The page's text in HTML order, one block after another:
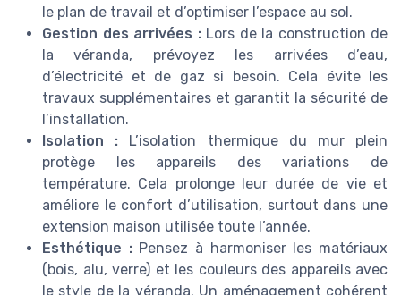
le plan de travail et d’optimiser l’espace au sol.
Gestion des arrivées :Lors de la construction de
la véranda, prévoyez les arrivées d’eau,
d’électricité et de gaz si besoin. Cela évite les
travaux supplémentaires et garantit la sécurité de
l’installation.
Isolation : L’isolation thermique du mur plein
protège les appareils des variations de
température. Cela prolonge leur durée de vie et
améliore le confort d’utilisation, surtout dans une
extension maison utilisée toute l’année.
Esthétique :Pensez à harmoniser les matériaux
(bois, alu, verre) et les couleurs des appareils avec
le style de la véranda. Un aménagement cohérent